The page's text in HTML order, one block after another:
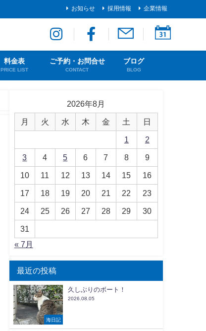
お知らせ 採用情報 企業情報
料金表
PRICE LIST
ご予約・お問合せ
CONTACT
ブログ
BLOG
2026年8月
月 火 水 木 金 土 日
1 2
3 4 5 6 7 8 9
10 11 12 13 14 15 16
17 18 19 20 21 22 23
24 25 26 27 28 29 30
31
« 7月
最近の投稿
海日記
久しぶりのボート！
2026.08.05